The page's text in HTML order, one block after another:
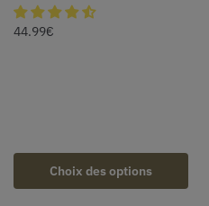
44.99€
Choix des options